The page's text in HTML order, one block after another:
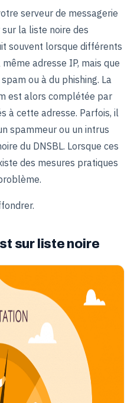
serveur de messagerie
la liste noire des
souvent lorsque différents
adresse IP, mais que
ou à du phishing. La
est alors complétée par
à cette adresse. Parfois, il
spammeur ou un intrus
du DNSBL. Lorsque ces
des mesures pratiques
sur liste noire